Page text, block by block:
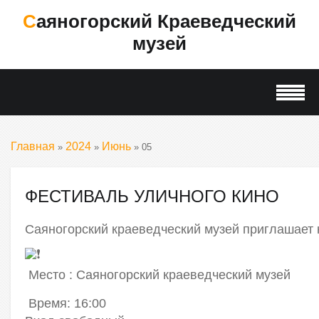
Саяногорский Краеведческий
музей
Главная » 2024 » Июнь » 05
ФЕСТИВАЛЬ УЛИЧНОГО КИНО
Саяногорский краеведческий музей
Место : Саяногорский краеведческий музей
Время: 16:00